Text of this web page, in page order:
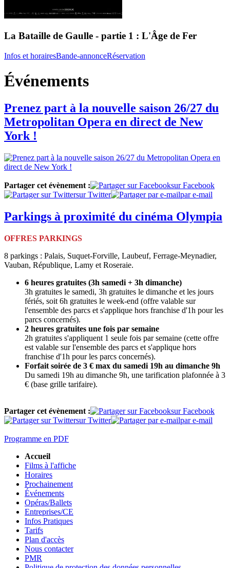
La Bataille de Gaulle - partie 1 : L'Âge de Fer
Infos et horairesBande-annonceRéservation
Événements
Prenez part à la nouvelle saison 26/27 du
Metropolitan Opera en direct de New
York !
Partager cet évènement :
sur Facebook
sur Twitter
par e-mail
Parkings à proximité du cinéma Olympia
OFFRES PARKINGS
8 parkings : Palais, Suquet-Forville, Laubeuf, Ferrage-Meynadier,
Vauban, République, Lamy et Roseraie.
6 heures gratuites (3h samedi + 3h dimanche)
3h gratuites le samedi, 3h gratuites le dimanche et les jours
fériés, soit 6h gratuites le week-end (offre valable sur
l'ensemble des parcs et s'applique hors franchise d'1h pour les
parcs concernés).
2 heures gratuites une fois par semaine
2h gratuites s'appliquent 1 seule fois par semaine (cette offre
est valable sur l'ensemble des parcs et s'applique hors
franchise d'1h pour les parcs concernés).
Forfait soirée de 3 € max du samedi 19h au dimanche 9h
Du samedi 19h au dimanche 9h, une tarification plafonnée à 3
€ (base grille tarifaire).
Partager cet évènement :
sur Facebook
sur Twitter
par e-mail
Programme en PDF
Accueil
Films à l'affiche
Horaires
Prochainement
Événements
Opéras/Ballets
Entreprises/CE
Infos Pratiques
Tarifs
Plan d'accès
Nous contacter
PMR